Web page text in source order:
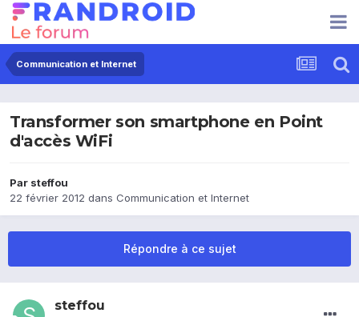
Communication et Internet
Transformer son smartphone en Point
d'accès WiFi
Par steffou
22 février 2012 dans Communication et Internet
Répondre à ce sujet
steffou